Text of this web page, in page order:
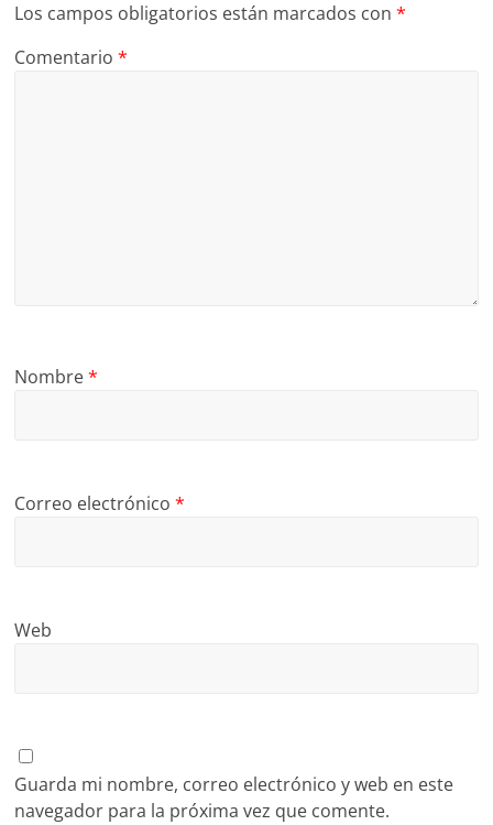
Los campos obligatorios están marcados con*
Comentario*
Nombre*
Correo electrónico*
Web
Guarda mi nombre, correo electrónico y web en este
navegador para la próxima vez que comente.